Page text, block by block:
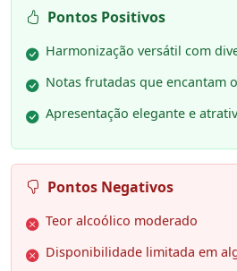
Pontos Positivos
Harmonização versátil com
Notas frutadas que encantam
Apresentação elegante e
Pontos Negativos
Teor alcoólico moderado
Disponibilidade limitada em